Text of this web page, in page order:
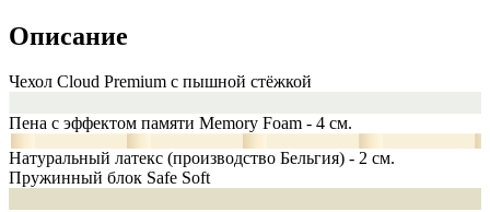
Описание
Чехол Cloud Premium с пышной стёжкой
Пена с эффектом памяти Memory Foam - 4 см.
Натуральный латекс (производство Бельгия) - 2 см.
Пружинный блок Safe Soft